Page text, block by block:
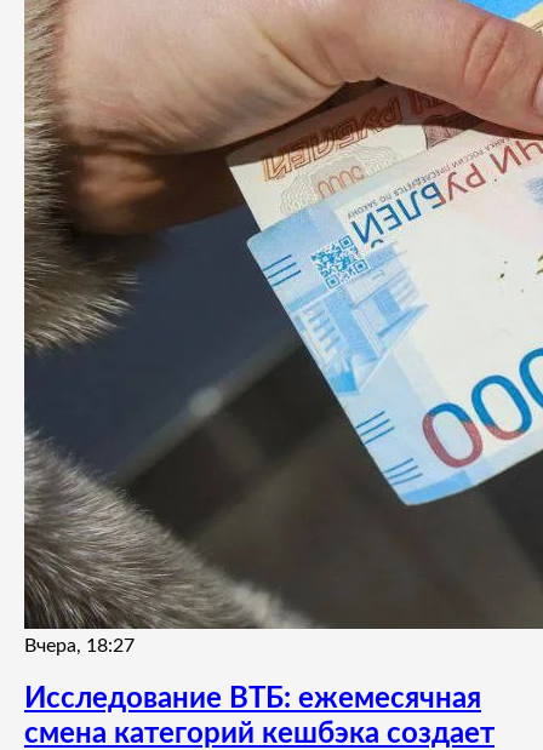
Вчера, 18:27
Исследование ВТБ: ежемесячная
смена категорий кешбэка создает